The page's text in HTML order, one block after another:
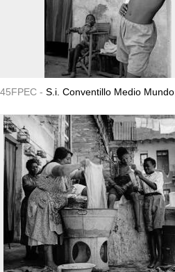
45FPEC - S.i. Conventillo Medio Mundo.